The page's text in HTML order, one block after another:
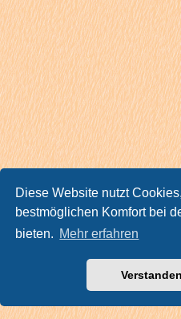
Diese Website nutzt
bestmöglichen Komfort bei
bieten. Mehr erfahren